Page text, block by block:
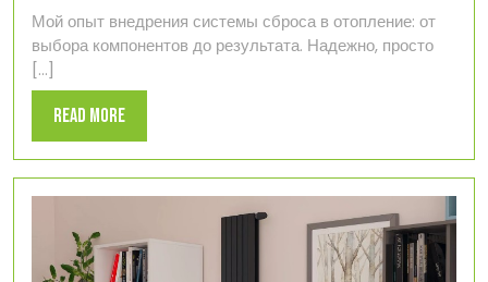
системы
сброса
Мой опыт внедрения системы сброса в отопление: от
выбора компонентов до результата. Надежно, просто
[...]
Read MoreRead
More